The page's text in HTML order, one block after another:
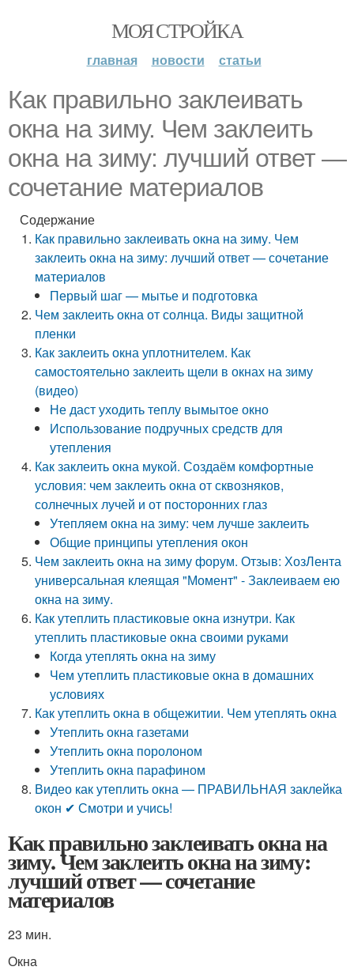
МОЯ СТРОЙКА
главная новости статьи
Как правильно заклеивать
окна на зиму. Чем заклеить
окна на зиму: лучший ответ —
сочетание материалов
Содержание
Как правильно заклеивать окна на зиму. Чем
заклеить окна на зиму: лучший ответ — сочетание
материалов
Первый шаг — мытье и подготовка
Чем заклеить окна от солнца. Виды защитной
пленки
Как заклеить окна уплотнителем. Как
самостоятельно заклеить щели в окнах на зиму
(видео)
Не даст уходить теплу вымытое окно
Использование подручных средств для
утепления
Как заклеить окна мукой. Создаём комфортные
условия: чем заклеить окна от сквозняков,
солнечных лучей и от посторонних глаз
Утепляем окна на зиму: чем лучше заклеить
Общие принципы утепления окон
Чем заклеить окна на зиму форум. Отзыв: ХозЛента
универсальная клеящая "Момент" - Заклеиваем ею
окна на зиму.
Как утеплить пластиковые окна изнутри. Как
утеплить пластиковые окна своими руками
Когда утеплять окна на зиму
Чем утеплить пластиковые окна в домашних
условиях
Как утеплить окна в общежитии. Чем утеплять окна
Утеплить окна газетами
Утеплить окна поролоном
Утеплить окна парафином
Видео как утеплить окна — ПРАВИЛЬНАЯ заклейка
окон ✔ Смотри и учись!
Как правильно заклеивать окна на
зиму. Чем заклеить окна на зиму:
лучший ответ — сочетание
материалов
23 мин.
Окна